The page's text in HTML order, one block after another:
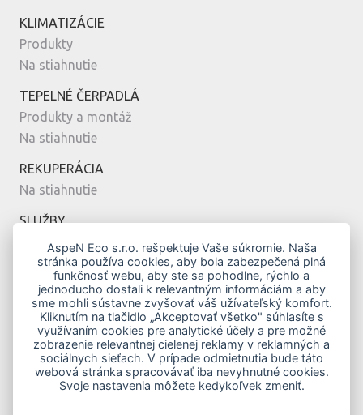
KLIMATIZÁCIE
Produkty
Na stiahnutie
TEPELNÉ ČERPADLÁ
Produkty a montáž
Na stiahnutie
REKUPERÁCIA
Na stiahnutie
SLUŽBY
Montáž
Servis
Návrh
MODERNÉ BÝVANIE
Vykurovanie klimatizáciou
Top modely
Novostavby
AspeN Eco s.r.o. rešpektuje Vaše súkromie. Naša
stránka používa cookies, aby bola zabezpečená plná
funkčnosť webu, aby ste sa pohodlne, rýchlo a
jednoducho dostali k relevantným informáciám a aby
sme mohli sústavne zvyšovať váš užívateľský komfort.
Kliknutím na tlačidlo „Akceptovať všetko" súhlasíte s
využívaním cookies pre analytické účely a pre možné
zobrazenie relevantnej cielenej reklamy v reklamných a
sociálnych sieťach. V prípade odmietnutia bude táto
webová stránka spracovávať iba nevyhnutné cookies.
Svoje nastavenia môžete kedykoľvek zmeniť.